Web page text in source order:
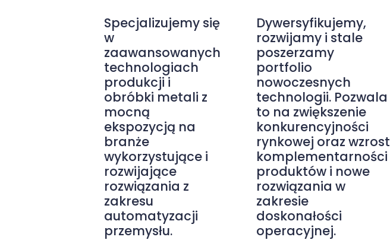
Specjalizujemy się
w
zaawansowanych
technologiach
produkcji i
obróbki metali z
mocną
ekspozycją na
branże
wykorzystujące i
rozwijające
rozwiązania z
zakresu
automatyzacji
przemysłu.
Dywersyfikujemy,
rozwijamy i stale
poszerzamy
portfolio
nowoczesnych
technologii. Pozwala
to na zwiększenie
konkurencyjności
rynkowej oraz wzrost
komplementarności
produktów i nowe
rozwiązania w
zakresie
doskonałości
operacyjnej.